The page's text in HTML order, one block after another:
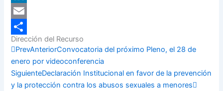
LinkedIn
Email
Compartir
Dirección del Recurso
PrevAnteriorConvocatoria del próximo Pleno, el 28 de
enero por videoconferencia
SiguienteDeclaración Institucional en favor de la prevención
y la protección contra los abusos sexuales a menores